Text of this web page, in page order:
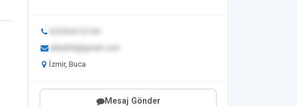
isikelif4@gmail.com
İzmir, Buca
Mesaj Gönder